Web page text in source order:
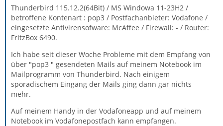
Thunderbird 115.12.2(64Bit) / MS Windowa 11-23H2 /
betroffene Kontenart : pop3 / Postfachanbieter: Vodafone /
eingesetzte Antivirensofware: McAffee / Firewall: - / Router:
FritzBox 6490.
Ich habe seit dieser Woche Probleme mit dem Empfang von
über "pop3 " gesendeten Mails auf meinem Notebook im
Mailprogramm von Thunderbird. Nach einigem
sporadischem Eingang der Mails ging dann gar nichts
mehr.
Auf meinem Handy in der Vodafoneapp und auf meinem
Notebook im Vodafonepostfach kann empfangen.